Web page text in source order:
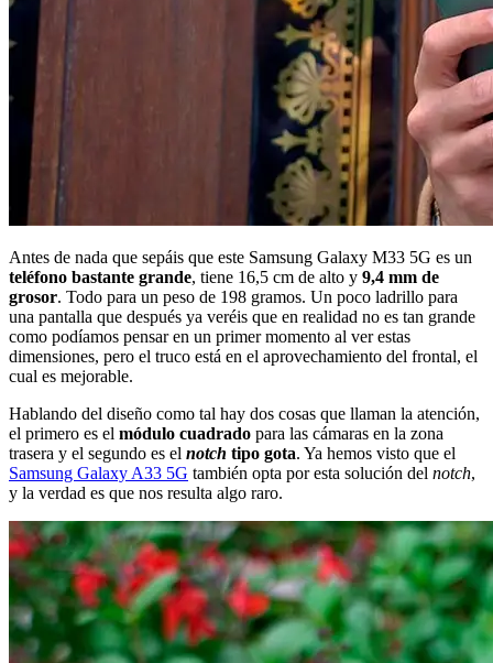
Antes de nada que sepáis que este Samsung Galaxy M33 5G es un
teléfono bastante grande, tiene 16,5 cm de alto y 9,4 mm de
grosor. Todo para un peso de 198 gramos. Un poco ladrillo para
una pantalla que después ya veréis que en realidad no es tan grande
como podíamos pensar en un primer momento al ver estas
dimensiones, pero el truco está en el aprovechamiento del frontal, el
cual es mejorable.
Hablando del diseño como tal hay dos cosas que llaman la atención,
el primero es el módulo cuadrado para las cámaras en la zona
trasera y el segundo es el notch tipo gota. Ya hemos visto que el
Samsung Galaxy A33 5G también opta por esta solución del notch,
y la verdad es que nos resulta algo raro.